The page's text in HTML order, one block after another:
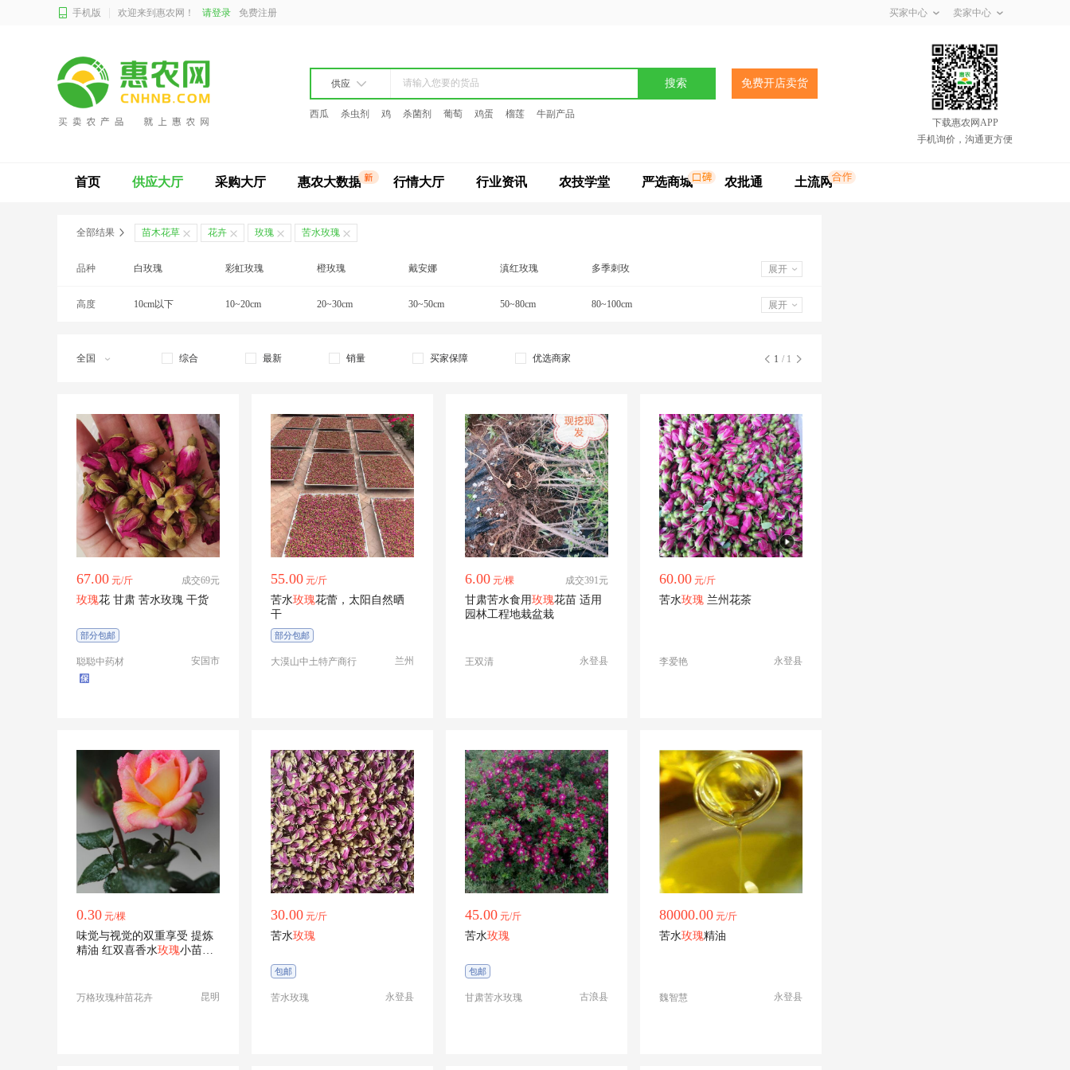
手机版 欢迎来到惠农网！ 请登录 免费注册 买家中心 卖家中心
供应 搜索 免费开店卖货
西瓜 杀虫剂 鸡 杀菌剂 葡萄 鸡蛋 榴莲
牛副产品
下载惠农网APP
手机询价，沟通更方便
首页 供应大厅 采购大厅 惠农大数据 行情大厅 行业资讯 农技学堂 严选商城 农批通 土流网
全部结果 苗木花草 花卉 玫瑰 苦水玫瑰
品种 白玫瑰 彩虹玫瑰 橙玫瑰 戴安娜 滇红玫瑰 多季刺玫
大马士革3号玫瑰 大桃红 多头玫瑰 法国墨红玫瑰 粉佳人玫瑰 黑玫瑰
冷香玫瑰 路易十四 荔枝玫瑰 玫瑰花冠王 墨红玫瑰
迷恋 迷雾泡泡 四季玫瑰 沙漠玫瑰 苏醒
食用玫瑰 食用玫瑰丰花一号 树状玫瑰 坦尼克 桃香 香槟玫瑰
伊豆舞女 朱丽叶 紫玫瑰 钻石玫瑰 中天玫瑰
展开
高度 10cm以下 10~20cm 20~30cm 30~50cm 50~80cm 80~100cm 展开
全国 综合 最新 销量 买家保障 优选商家 1 / 1
67.00 元/斤 成交69元
玫瑰花 甘肃 苦水玫瑰 干货
部分包邮
聪聪中药材 安国市
55.00 元/斤
苦水玫瑰花蕾，太阳自然晒
干
部分包邮
大漠山中土特产商行 兰州
6.00 元/棵 成交391元
甘肃苦水食用玫瑰花苗 适用
园林工程地栽盆栽
王双清 永登县
60.00 元/斤
苦水玫瑰 兰州花茶
李爱艳 永登县
0.30 元/棵
味觉与视觉的双重享受 提炼
精油 红双喜香水玫瑰小苗批
万格玫瑰种苗花卉 昆明
30.00 元/斤
苦水玫瑰
包邮
苦水玫瑰 永登县
45.00 元/斤
苦水玫瑰
包邮
甘肃苦水玫瑰 古浪县
80000.00 元/斤
苦水玫瑰精油
魏智慧 永登县